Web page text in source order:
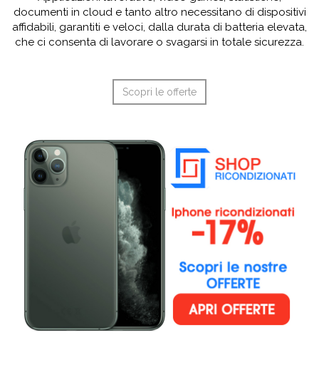
documenti in cloud e tanto altro necessitano di dispositivi
affidabili, garantiti e veloci, dalla durata di batteria elevata,
che ci consenta di lavorare o svagarsi in totale sicurezza.
Scopri le offerte